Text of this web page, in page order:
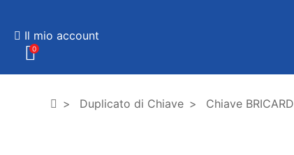
Il mio account
0
Duplicato di Chiave Chiave BRICARD